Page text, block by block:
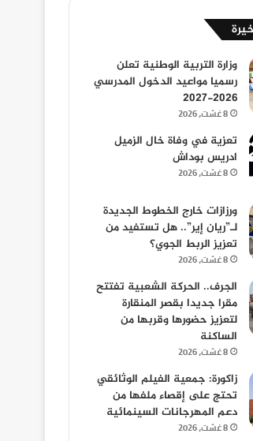
وزارة التربية الوطنية تعلن
رسميا مواعيد الدخول المدرسي
2026-2027
8 غشت، 2026
تعزية في وفاة خال الزميل
ادريس بوداش
8 غشت، 2026
ورزازات خارج الخطوط الجديدة
لـ”ريان إير”.. هل تستفيد من
تعزيز الربط الجوي؟
8 غشت، 2026
الجرف.. الحركة الشعبية تفتتح
مقرا جديدا بقصر المنقارة
لتعزيز حضورها وقربها من
الساكنة
8 غشت، 2026
زاكورة: جمعية الفيلم الوثائقي
تحتج على إقصاء ملفها من
دعم المهرجانات السينمائية
8 غشت، 2026